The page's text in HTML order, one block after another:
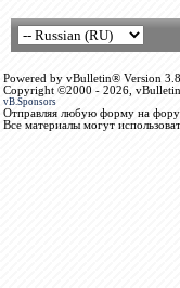
Powered by vBulletin® Version
Copyright ©2000 - 2026,
vB.Sponsors
Отправляя любую форму на
Все материалы могут